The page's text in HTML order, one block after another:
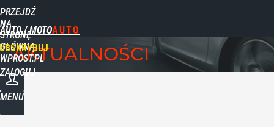
PRZEJDŹ
NA
STRONĘ
GŁÓWNĄ
WPROST.PL
AUTO / MOTO
ZALOGUJ
MENU
AKTUALNOŚCI